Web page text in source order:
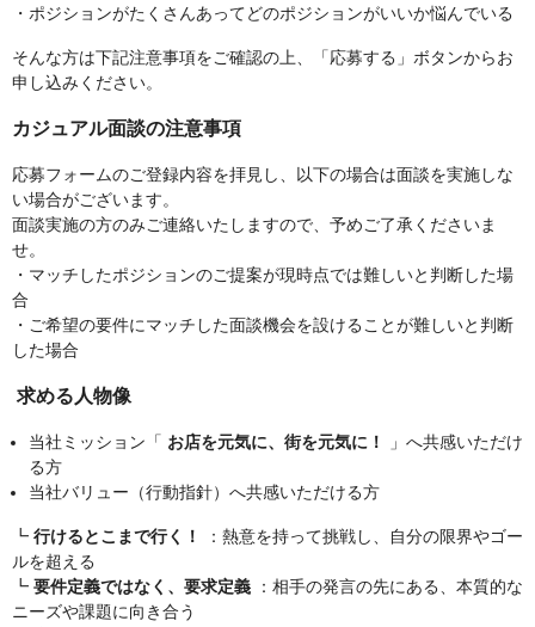
・ポジションがたくさんあってどのポジションがいいか悩んでいる
そんな方は下記注意事項をご確認の上、「応募する」ボタンからお
申し込みください。
カジュアル面談の注意事項
応募フォームのご登録内容を拝見し、以下の場合は面談を実施しな
い場合がございます。
面談実施の方のみご連絡いたしますので、予めご了承くださいま
せ。
・マッチしたポジションのご提案が現時点では難しいと判断した場
合
・ご希望の要件にマッチした面談機会を設けることが難しいと判断
した場合
求める人物像
当社ミッション「 お店を元気に、街を元気に！
」へ共感いただけ
る方
当社バリュー（行動指針）へ共感いただける方
┗ 行けるとこまで行く！
：熱意を持って挑戦し、自分の限界やゴー
ルを超える
┗ 要件定義ではなく、要求定義 ：相手の発言の先にある、本質的な
ニーズや課題に向き合う